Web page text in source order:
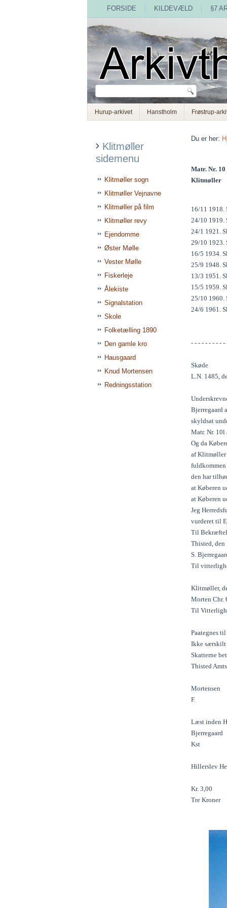
FORSIDE KILDEVÆLD §7
Hurup-arkivet Hanstholm Frøstrup-
Klitmøller
sidemenu
Klitmøller sogn
Klitmøller Vejnavne
Klitmøller på film
Klitmøller revy
Ejendomme
Øster Mølle
Vester Mølle
Fiskerleje
Ålekiste
Signalstation
Skole
Folketælling 1890
Den gamle kro
Hausgaard
Knud Mortensen
Redningsstation
Du er her:
Matr. Nr. 10
Klitmøller
16/11 1918.
24/10 1919.
24/1 1921.
29/10 1923.
16/5 1934.
25/9 1948.
13/3 1951.
15/5 1959.
25/10 1960.
24/6 1961.
- - - - - - - - - -
Skøde
L.N. 1485,
Bjerregaard
skyldsat
Matr. Nr. 10l
Og da
af Klitmøller
fuldkommen
den har
at Køberen
at Køberen
Jeg
vurderet til
Til
Thisted, den
S.
Til
Klitmøller,
Morten Chr.
Til
Paategnes
Ikke særskilt
Skatterne
Thisted
Mortensen
F.
Læst inden
Bjerregaard
Kst
Hillerslev
Kr. 3,00
Tre Kroner